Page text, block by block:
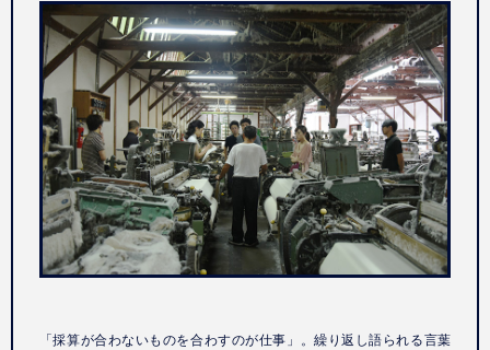
「採算が合わないものを合わすのが仕事」。繰り返し語られる言葉